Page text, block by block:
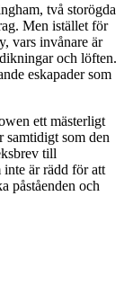
två storögda
Men istället för
vars invånare är
och löften.
eskapader som
ett mästerligt
samtidigt som den
till
inte är rädd för att
påståenden och